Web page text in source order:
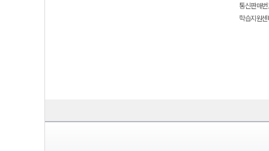
통신판매
학습지원